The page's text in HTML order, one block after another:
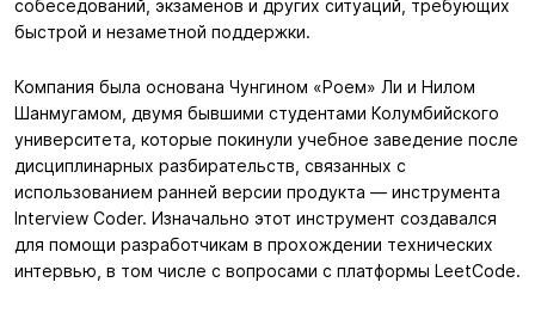
собеседований, экзаменов и других ситуаций, требующих
быстрой и незаметной поддержки.
Компания была основана Чунгином «Роем» Ли и Нилом
Шанмугамом, двумя бывшими студентами Колумбийского
университета, которые покинули учебное заведение после
дисциплинарных разбирательств, связанных с
использованием ранней версии продукта — инструмента
Interview Coder. Изначально этот инструмент создавался
для помощи разработчикам в прохождении технических
интервью, в том числе с вопросами с платформы LeetCode.